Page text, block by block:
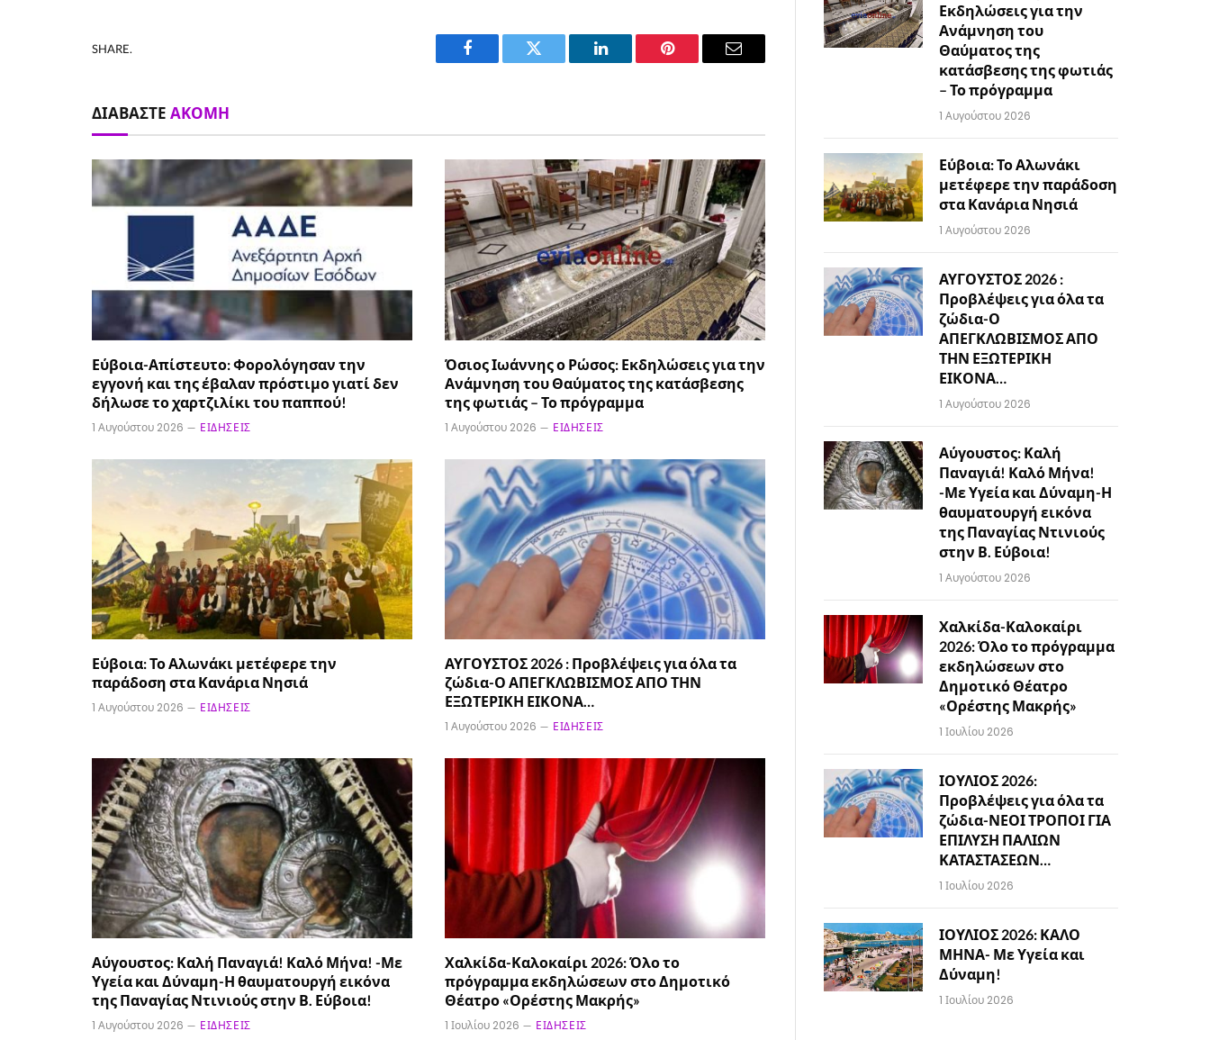
SHARE.
Facebook Twitter LinkedIn Pinterest Email
ΔΙΑΒΆΣΤΕ ΑΚΌΜΗ
Εύβοια-Απίστευτο: Φορολόγησαν την
εγγονή και της έβαλαν πρόστιμο γιατί δεν
δήλωσε το χαρτζιλίκι του παππού!
1 Αυγούστου 2026 ΕΙΔΉΣΕΙΣ
Όσιος Ιωάννης ο Ρώσος: Εκδηλώσεις για την
Ανάμνηση του Θαύματος της κατάσβεσης
της φωτιάς – Το πρόγραμμα
1 Αυγούστου 2026 ΕΙΔΉΣΕΙΣ
Εύβοια: Το Αλωνάκι μετέφερε την
παράδοση στα Κανάρια Νησιά
1 Αυγούστου 2026 ΕΙΔΉΣΕΙΣ
ΑΥΓΟΥΣΤΟΣ 2026 : Προβλέψεις για όλα τα
ζώδια-Ο ΑΠΕΓΚΛΩΒΙΣΜΟΣ ΑΠΟ ΤΗΝ
ΕΞΩΤΕΡΙΚΗ ΕΙΚΟΝΑ…
1 Αυγούστου 2026 ΕΙΔΉΣΕΙΣ
Αύγουστος: Καλή Παναγιά! Καλό Μήνα! -Με
Υγεία και Δύναμη-Η θαυματουργή εικόνα
της Παναγίας Ντινιούς στην Β. Εύβοια!
1 Αυγούστου 2026 ΕΙΔΉΣΕΙΣ
Χαλκίδα-Καλοκαίρι 2026: Όλο το
πρόγραμμα εκδηλώσεων στο Δημοτικό
Θέατρο «Ορέστης Μακρής»
1 Ιουλίου 2026 ΕΙΔΉΣΕΙΣ
Εκδηλώσεις για την
Ανάμνηση του
Θαύματος της
κατάσβεσης της φωτιάς
– Το πρόγραμμα
1 Αυγούστου 2026
Εύβοια: Το Αλωνάκι
μετέφερε την παράδοση
στα Κανάρια Νησιά
1 Αυγούστου 2026
ΑΥΓΟΥΣΤΟΣ 2026 :
Προβλέψεις για όλα τα
ζώδια-Ο
ΑΠΕΓΚΛΩΒΙΣΜΟΣ ΑΠΟ
ΤΗΝ ΕΞΩΤΕΡΙΚΗ
ΕΙΚΟΝΑ…
1 Αυγούστου 2026
Αύγουστος: Καλή
Παναγιά! Καλό Μήνα!
-Με Υγεία και Δύναμη-Η
θαυματουργή εικόνα
της Παναγίας Ντινιούς
στην Β. Εύβοια!
1 Αυγούστου 2026
Χαλκίδα-Καλοκαίρι
2026: Όλο το πρόγραμμα
εκδηλώσεων στο
Δημοτικό Θέατρο
«Ορέστης Μακρής»
1 Ιουλίου 2026
ΙΟΥΛΙΟΣ 2026:
Προβλέψεις για όλα τα
ζώδια-ΝΕΟΙ ΤΡΟΠΟΙ ΓΙΑ
ΕΠΙΛΥΣΗ ΠΑΛΙΩΝ
ΚΑΤΑΣΤΑΣΕΩΝ…
1 Ιουλίου 2026
ΙΟΥΛΙΟΣ 2026: ΚΑΛΟ
ΜΗΝΑ- Με Υγεία και
Δύναμη!
1 Ιουλίου 2026